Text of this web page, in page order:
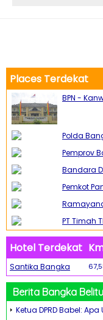
Places Terdekat
BPN -
Polda
Pemprov
Bandara
Pemkot
PT Timah
Hotel Terdekat
Santika Bangka
Berita Bangka
Ketua DPRD Babel: